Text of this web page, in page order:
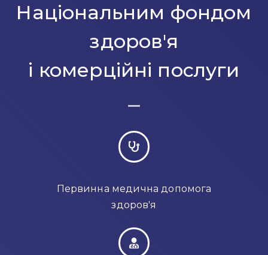
Національним фондом
здоров'я
і комерційні послуги
Первинна медична допомога
здоров'я